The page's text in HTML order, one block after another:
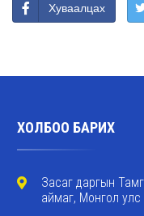
Хуваалцах
ХОЛБОО БАРИХ
Засаг даргын
аймаг, Монгол улс